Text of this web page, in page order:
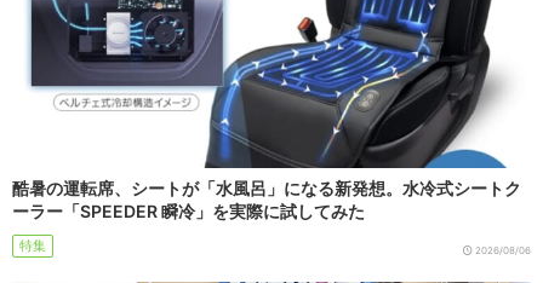
酷暑の運転席、シートが「水風呂」になる新発想。水冷式シートク
ーラー「SPEEDER 瞬冷」を実際に試してみた
特集 2026/08/06